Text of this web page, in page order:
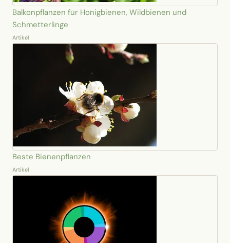
Balkonpflanzen für Honigbienen, Wildbienen und
Schmetterlinge
Artikel
Beste Bienenpflanzen
Artikel